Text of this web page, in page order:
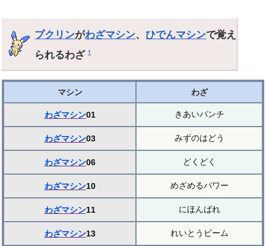
プクリンがわざマシン、ひでんマシンで覚え
られるわざ†
マシン わざ
わざマシン01 きあいパンチ
わざマシン03 みずのはどう
わざマシン06 どくどく
わざマシン10 めざめるパワー
わざマシン11 にほんばれ
わざマシン13 れいとうビーム